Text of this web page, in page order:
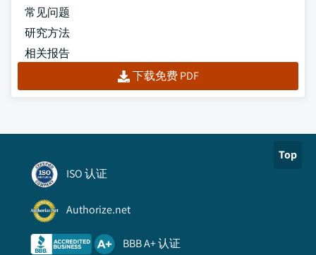
常见问题
研究方法
相关报告
下载免费 PDF
Top
ISO 认证
Authorize.net
BBB A+ 认证